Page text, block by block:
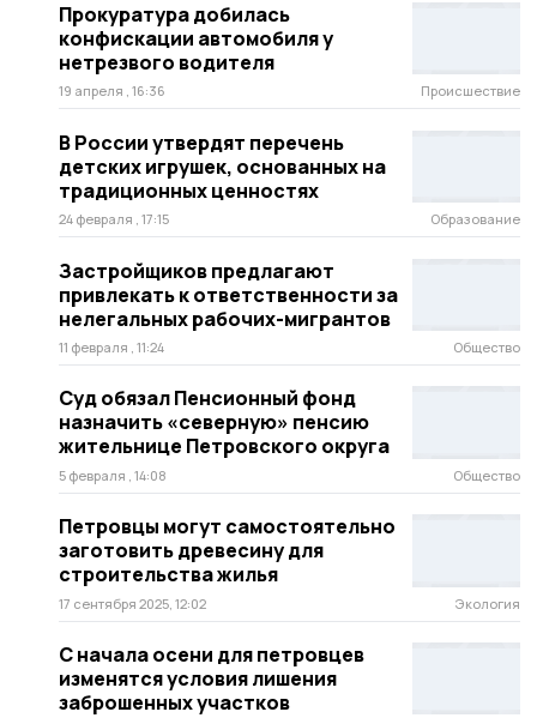
Прокуратура добилась
конфискации автомобиля у
нетрезвого водителя
19 апреля , 16:36 Происшествие
В России утвердят перечень
детских игрушек, основанных на
традиционных ценностях
24 февраля , 17:15 Образование
Застройщиков предлагают
привлекать к ответственности за
нелегальных рабочих-мигрантов
11 февраля , 11:24 Общество
Суд обязал Пенсионный фонд
назначить «северную» пенсию
жительнице Петровского округа
5 февраля , 14:08 Общество
Петровцы могут самостоятельно
заготовить древесину для
строительства жилья
17 сентября 2025, 12:02 Экология
С начала осени для петровцев
изменятся условия лишения
заброшенных участков